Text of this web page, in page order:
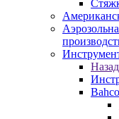
Назад
Bahco